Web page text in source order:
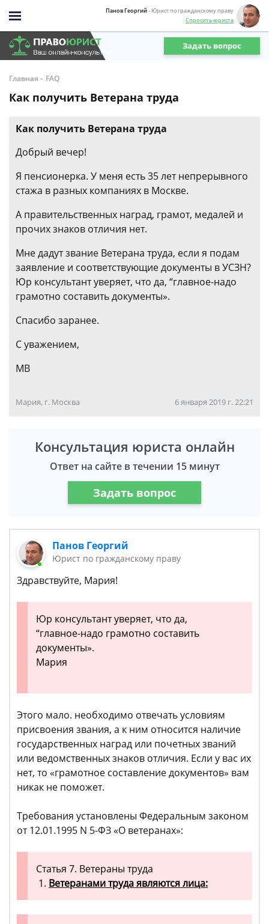
Панов Георгий- Юрист по гражданскому праву
Спросить юриста
Задать вопрос
Главная - FAQ
Как получить Ветерана труда
Как получить Ветерана труда
Добрый вечер!
Я пенсионерка. У меня есть 35 лет непрерывного
стажа в разных компаниях в Москве.
А правительственных наград, грамот, медалей и
прочих знаков отличия нет.
Мне дадут звание Ветерана труда, если я подам
заявление и соответствующие документы в УСЗН?
Юр консультант уверяет, что да, “главное-надо
грамотно составить документы».
Спасибо заранее.
С уважением,
МВ
Мария, г. Москва 6 января 2019 г. 22:21
Консультация юриста онлайн
Ответ на сайте в течении 15 минут
Задать вопрос
Панов Георгий
Юрист по гражданскому праву
Здравствуйте, Мария!
Юр консультант уверяет, что да,
“главное-надо грамотно составить
документы».
Мария
Этого мало. необходимо отвечать условиям
присвоения звания, а к ним относится наличие
государственных наград или почетных званий
или ведомственных знаков отличия. Если у вас их
нет, то «грамотное составление документов» вам
никак не поможет.
Требования установлены Федеральным законом
от 12.01.1995 N 5-ФЗ «О ветеранах»:
Статья 7. Ветераны труда
1. Ветеранами труда являются лица: